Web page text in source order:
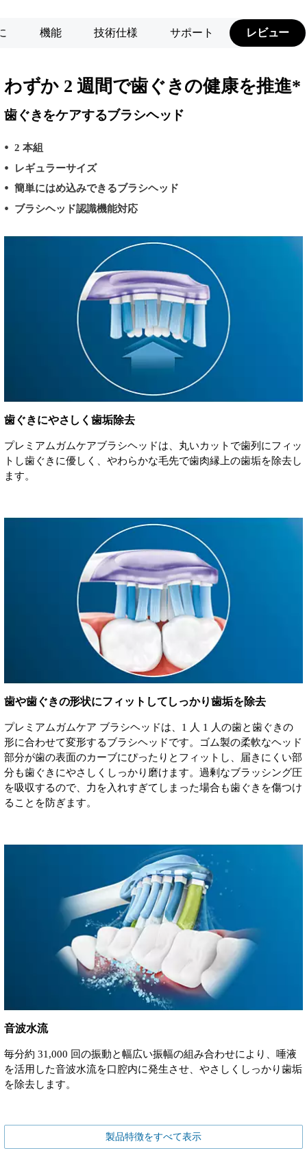
機能 技術仕様 サポート レビュー
わずか 2 週間で歯ぐきの健康を推進*
歯ぐきをケアするブラシヘッド
2 本組
レギュラーサイズ
簡単にはめ込みできるブラシヘッド
ブラシヘッド認識機能対応
歯ぐきにやさしく歯垢除去
プレミアムガムケアブラシヘッドは、丸いカットで歯列にフィッ
トし歯ぐきに優しく、やわらかな毛先で歯肉縁上の歯垢を除去し
ます。
歯や歯ぐきの形状にフィットしてしっかり歯垢を除去
プレミアムガムケア ブラシヘッドは、1 人 1 人の歯と歯ぐきの
形に合わせて変形するブラシヘッドです。ゴム製の柔軟なヘッド
部分が歯の表面のカーブにぴったりとフィットし、届きにくい部
分も歯ぐきにやさしくしっかり磨けます。過剰なブラッシング圧
を吸収するので、力を入れすぎてしまった場合も歯ぐきを傷つけ
ることを防ぎます。
音波水流
毎分約 31,000 回の振動と幅広い振幅の組み合わせにより、唾液
を活用した音波水流を口腔内に発生させ、やさしくしっかり歯垢
を除去します。
製品特徴をすべて表示